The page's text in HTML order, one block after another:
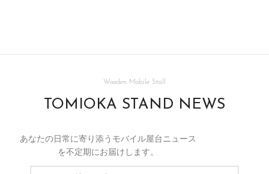
Wooden Mobile Stall
TOMIOKA STAND NEWS
あなたの日常に寄り添うモバイル屋台ニュース
を不定期にお届けします。